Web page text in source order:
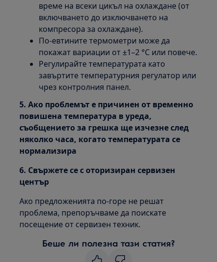
време на всеки цикъл на охлаждане (от
включването до изключването на
компресора за охлаждане).
По-евтините термометри може да
покажат вариации от ±1–2 °C или повече.
Регулирайте температурата като
завъртите температурния регулатор или
чрез контролния панел.
5. Ако проблемът е причинен от временно
повишена температура в уреда,
съобщението за грешка ще изчезне след
няколко часа, когато температурата се
нормализира
6. Свържете се с оторизиран сервизен
център
Ако предложенията по-горе не решат
проблема, препоръчваме да поискате
посещение от сервизен техник.
Беше ли полезна тази статия?